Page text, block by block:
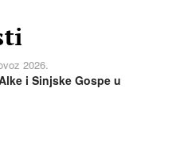
2026.
i Sinjske Gospe u